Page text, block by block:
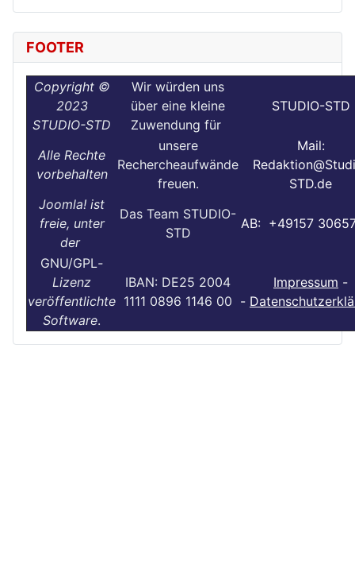
FOOTER
Copyright ©
2023
STUDIO-STD
Wir würden uns
über eine kleine
Zuwendung für
STUDIO-STD
Alle Rechte
vorbehalten
unsere
Rechercheaufwände
freuen.
Mail:
STD.de
Joomla! ist
freie, unter
der
Das Team STUDIO-
STD
AB: +49157
GNU/GPL-
Lizenz
veröffentlichte
Software.
IBAN: DE25 2004
1111 0896 1146 00
Impressum -
-